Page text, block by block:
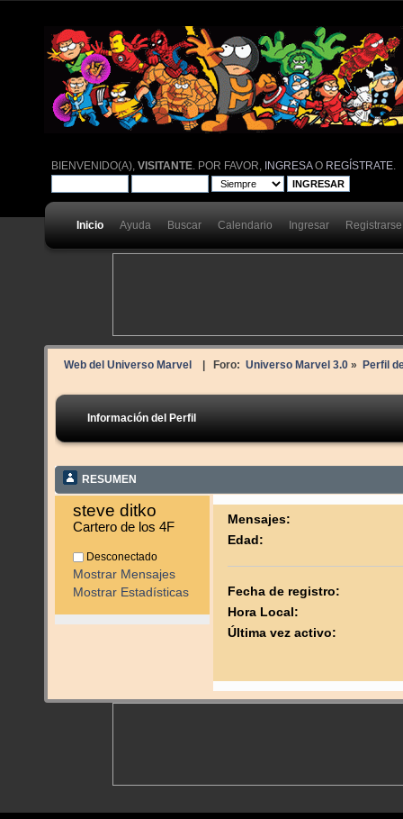
BIENVENIDO(A),VISITANTE . POR FAVOR, INGRESAO REGÍSTRATE
Inicio Ayuda Buscar Calendario Ingresar Registrarse
Web del Universo Marvel | Foro: Universo Marvel 3.0» Perfil
Información del Perfil
RESUMEN
steve ditko
Cartero de los 4F
Desconectado
Mostrar Mensajes
Mostrar Estadísticas
Mensajes:
Edad:
Fecha de registro:
Hora Local:
Última vez activo: